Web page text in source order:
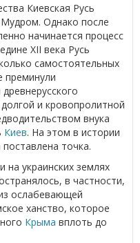
Киевская Русь
Однако после
начинается процесс
XII века Русь
самостоятельных
преминули
и кровопролитной
внука
Киев. На этом в истории
точка.
украинских землях
в частности,
ослабевающей
ханство, которое
Крыма вплоть до